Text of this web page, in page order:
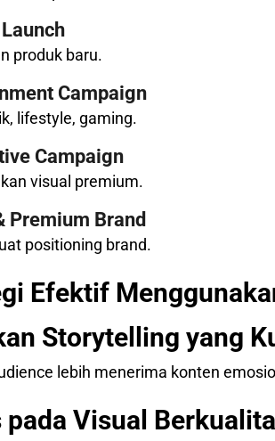
produk baru.
Campaign
lifestyle, gaming.
Campaign
visual premium.
Premium Brand
positioning brand.
Efektif
Storytelling yang
lebih menerima konten
pada Visual